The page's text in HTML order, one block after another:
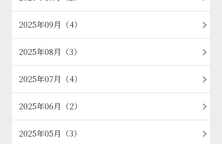
2025年09月（4）
2025年08月（3）
2025年07月（4）
2025年06月（2）
2025年05月（3）